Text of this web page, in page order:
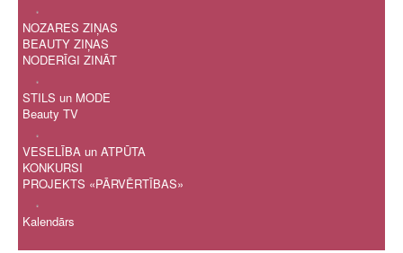
.
NOZARES ZIŅAS
BEAUTY ZIŅAS
NODERĪGI ZINĀT
.
STILS un MODE
Beauty TV
.
VESELĪBA un ATPŪTA
KONKURSI
PROJEKTS «PĀRVĒRTĪBAS»
.
Kalendārs